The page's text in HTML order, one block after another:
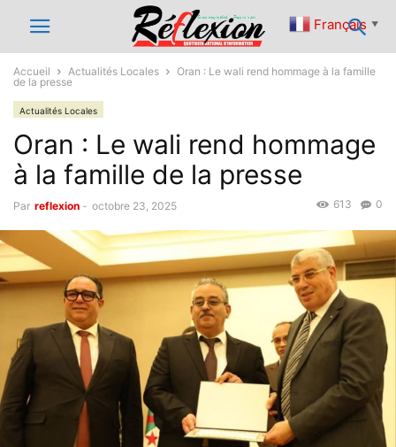
Accueil Actualités Locales
Oran : Le wali rend hommage à la famille
de la presse
Actualités Locales
Oran : Le wali rend hommage
à la famille de la presse
Par reflexion - octobre 23, 2025 0
613
Français ▼